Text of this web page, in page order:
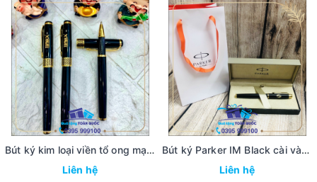
Bút ký kim loại viền tổ ong mạ vàng 23
Liên hệ
Bút ký Parker IM Black cài vàng 22
Liên hệ